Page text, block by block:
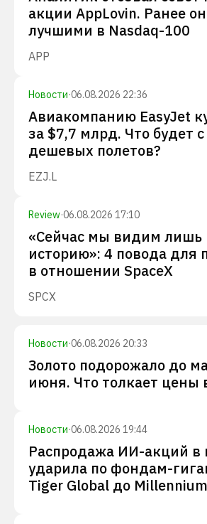
акции AppLovin. Ранее
лучшими в Nasdaq-100
APP
Новости·06.08.2026 22:36
Авиакомпанию EasyJet
за $7,7 млрд. Что будет
дешевых полетов?
EZJ.L
Review·06.08.2026 17:10
«Сейчас мы видим лишь
историю»: 4 повода для
в отношении SpaceX
SPCX
Новости·06.08.2026 20:33
Золото подорожало до
июня. Что толкает цены
Новости·06.08.2026 19:44
Распродажа ИИ-акций в
ударила по фондам-
Tiger Global до Millennium